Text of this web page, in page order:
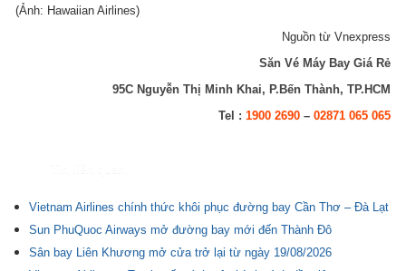
(Ảnh: Hawaiian Airlines)
Nguồn từ Vnexpress
Săn Vé Máy Bay Giá Rẻ
95C Nguyễn Thị Minh Khai, P.Bến Thành, TP.HCM
Tel : 1900 2690– 02871 065 065
Vietnam Airlines chính thức khôi phục đường bay Cần Thơ – Đà Lạt
Sun PhuQuoc Airways mở đường bay mới đến Thành Đô
Sân bay Liên Khương mở cửa trở lại từ ngày 19/08/2026